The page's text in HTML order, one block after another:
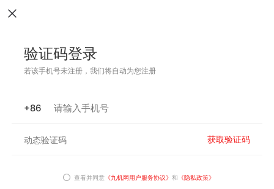
验证码登录
若该手机号未注册，我们将自动为您注册
+86
获取验证码
查看并同意 《九机网用户服务协议》 和 《隐私政策》